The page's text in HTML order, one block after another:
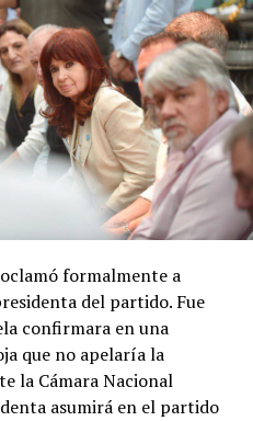
formalmente a
del partido. Fue
confirmara en una
que no apelaría la
la Cámara Nacional
asumirá en el partido